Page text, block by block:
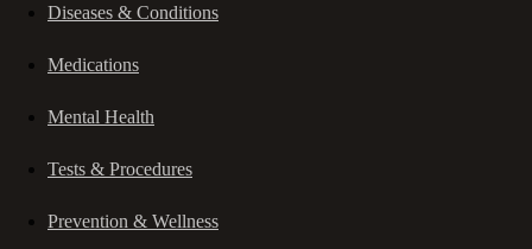
Diseases & Conditions
Medications
Mental Health
Tests & Procedures
Prevention & Wellness